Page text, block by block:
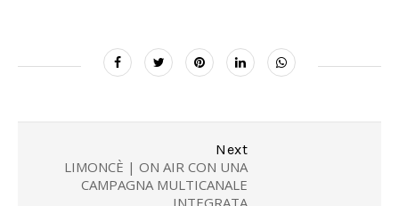
Next
LIMONCÈ | ON AIR CON UNA
CAMPAGNA MULTICANALE
INTEGRATA